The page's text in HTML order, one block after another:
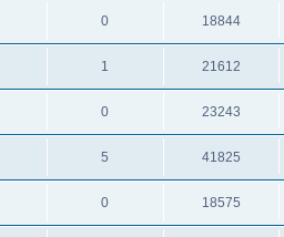
0 18844
1 21612
0 23243
5 41825
0 18575